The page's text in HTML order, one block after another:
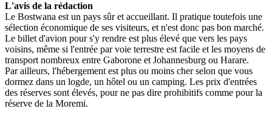
L'avis de la rédaction
Le Bostwana est un pays sûr et accueillant. Il pratique toutefois une
sélection économique de ses visiteurs, et n'est donc pas bon marché.
Le billet d'avion pour s'y rendre est plus élevé que vers les pays
voisins, même si l'entrée par voie terrestre est facile et les moyens de
transport nombreux entre Gaborone et Johannesburg ou Harare.
Par ailleurs, l'hébergement est plus ou moins cher selon que vous
dormez dans un logde, un hôtel ou un camping. Les prix d'entrées
des réserves sont élevés, pour ne pas dire prohibitifs comme pour la
réserve de la Moremi.